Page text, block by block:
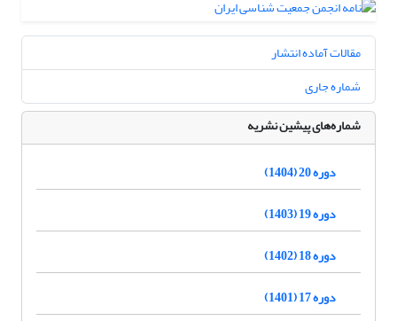
مقالات آماده انتشار
شماره جاری
شماره‌های پیشین نشریه
دوره 20 (1404)
دوره 19 (1403)
دوره 18 (1402)
دوره 17 (1401)